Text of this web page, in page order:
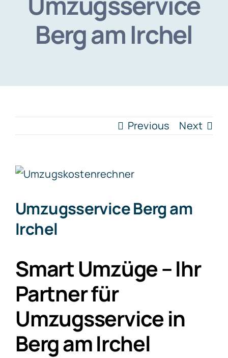
Berg am Irchel
Previous Next
View
Image
Umzugsservice Berg am
Irchel
Smart Umzüge – Ihr
Partner für
Umzugsservice in
Berg am Irchel